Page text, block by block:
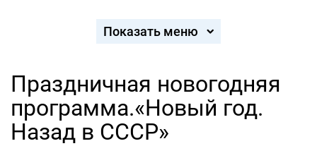
Показать меню
Праздничная новогодняя
программа.«Новый год.
Назад в СССР»